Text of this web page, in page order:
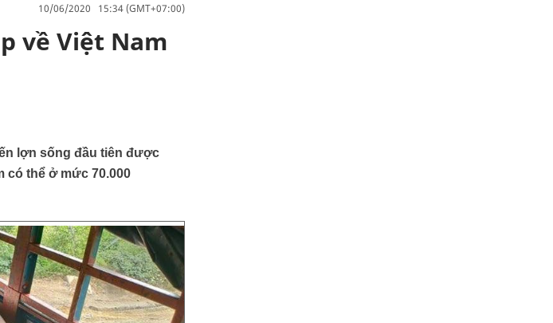
10/06/2020 15:34 (GMT+07:00)
về Việt Nam
lợn sống đầu tiên được
có thể ở mức 70.000